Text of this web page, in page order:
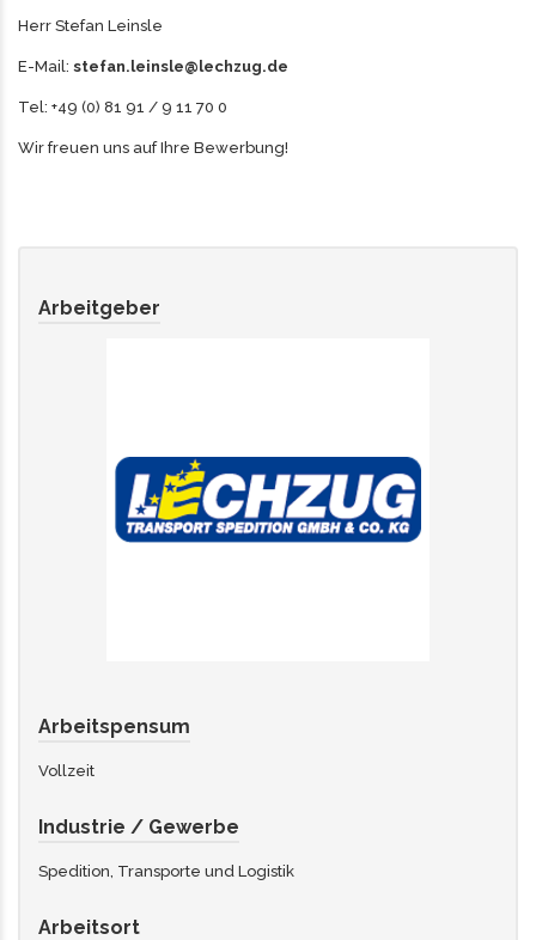
Herr Stefan Leinsle
E-Mail: stefan.leinsle@lechzug.de
Tel: +49 (0) 81 91 / 9 11 70 0
Wir freuen uns auf Ihre Bewerbung!
Arbeitgeber
Arbeitspensum
Vollzeit
Industrie / Gewerbe
Spedition, Transporte und Logistik
Arbeitsort